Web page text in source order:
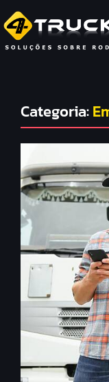
Categoria: